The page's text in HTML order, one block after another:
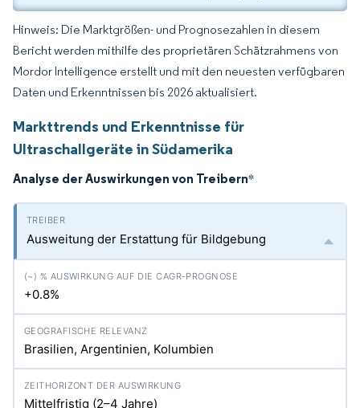
Hinweis: Die Marktgrößen- und Prognosezahlen in diesem
Bericht werden mithilfe des proprietären Schätzrahmens von
Mordor Intelligence erstellt und mit den neuesten verfügbaren
Daten und Erkenntnissen bis 2026 aktualisiert.
Markttrends und Erkenntnisse für
Ultraschallgeräte in Südamerika
Analyse der Auswirkungen von Treibern*
Ausweitung der Erstattung für Bildgebung
+0.8%
Brasilien, Argentinien, Kolumbien
Mittelfristig (2–4 Jahre)